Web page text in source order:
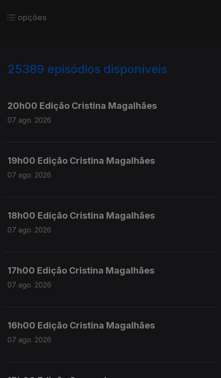
opções
25389 episódios disponíveis
20h00 Edição Cristina Magalhães
07 ago. 2026
19h00 Edição Cristina Magalhães
07 ago. 2026
18h00 Edição Cristina Magalhães
07 ago. 2026
17h00 Edição Cristina Magalhães
07 ago. 2026
16h00 Edição Cristina Magalhães
07 ago. 2026